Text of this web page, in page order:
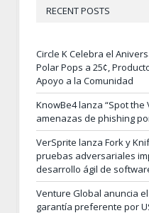
RECENT POSTS
Circle K Celebra el
Polar Pops a 25¢,
Apoyo a la Comunidad
KnowBe4 lanza “Spot the
amenazas de phishing
VerSprite lanza Fork y
pruebas adversariales
desarrollo ágil de
Venture Global anuncia
garantía preferente por